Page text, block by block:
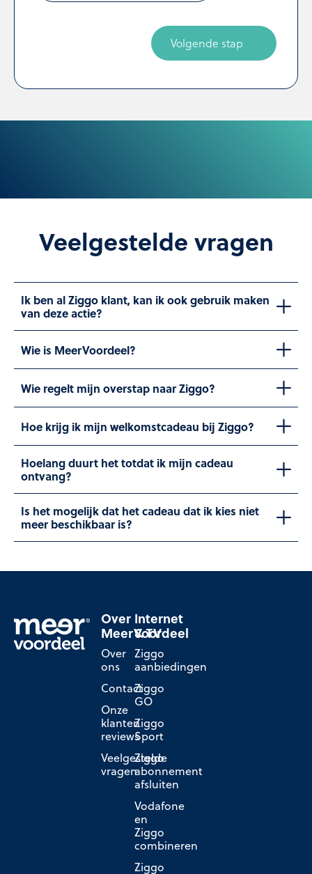
Volgende stap
Veelgestelde vragen
Ik ben al Ziggo klant, kan ik ook gebruik maken
van deze actie?
Wie is MeerVoordeel?
Wie regelt mijn overstap naar Ziggo?
Hoe krijg ik mijn welkomstcadeau bij Ziggo?
Hoelang duurt het totdat ik mijn cadeau
ontvang?
Is het mogelijk dat het cadeau dat ik kies niet
meer beschikbaar is?
Over
MeerVoordeel
Over
ons
Contact
Onze
klanten
reviews
Veelgestelde
vragen
Internet
& TV
Ziggo
aanbiedingen
Ziggo
GO
Ziggo
Sport
Ziggo
abonnement
afsluiten
Vodafone
en
Ziggo
combineren
Ziggo